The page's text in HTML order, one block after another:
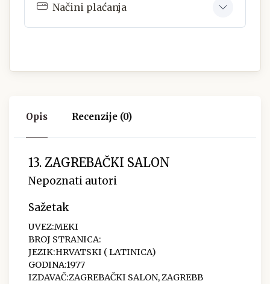
Načini plaćanja
Opis Recenzije (0)
13. ZAGREBAČKI SALON
Nepoznati autori
Sažetak
UVEZ:MEKI
BROJ STRANICA:
JEZIK:HRVATSKI ( LATINICA)
GODINA:1977
IZDAVAČ:ZAGREBAČKI SALON, ZAGREBB